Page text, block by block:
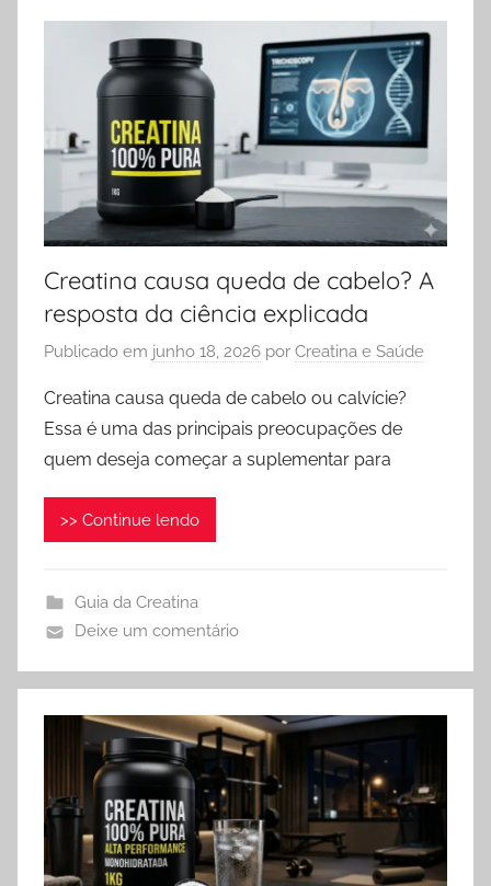
Creatina causa queda de cabelo? A
resposta da ciência explicada
Publicado em junho 18, 2026 por Creatina e Saúde
Creatina causa queda de cabelo ou calvície?
Essa é uma das principais preocupações de
quem deseja começar a suplementar para
>> Continue lendo
Guia da Creatina
Deixe um comentário